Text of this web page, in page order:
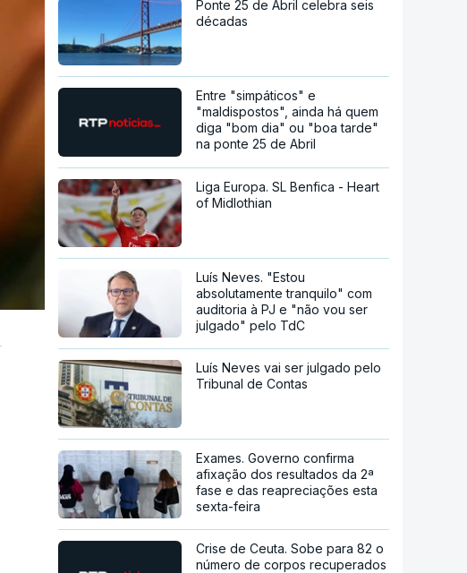
Ponte 25 de Abril celebra seis
décadas
Entre "simpáticos" e
"maldispostos", ainda há quem
diga "bom dia" ou "boa tarde"
na ponte 25 de Abril
Liga Europa. SL Benfica - Heart
of Midlothian
Luís Neves. "Estou
absolutamente tranquilo" com
auditoria à PJ e "não vou ser
julgado" pelo TdC
Luís Neves vai ser julgado pelo
Tribunal de Contas
Exames. Governo confirma
afixação dos resultados da 2ª
fase e das reapreciações esta
sexta-feira
Crise de Ceuta. Sobe para 82 o
número de corpos recuperados